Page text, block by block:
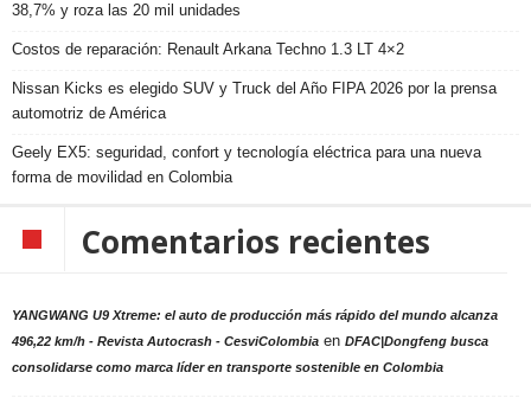
38,7% y roza las 20 mil unidades
Costos de reparación: Renault Arkana Techno 1.3 LT 4×2
Nissan Kicks es elegido SUV y Truck del Año FIPA 2026 por la prensa
automotriz de América
Geely EX5: seguridad, confort y tecnología eléctrica para una nueva
forma de movilidad en Colombia
Comentarios recientes
YANGWANG U9 Xtreme: el auto de producción más rápido del mundo alcanza
496,22 km/h - Revista Autocrash - CesviColombia en DFAC|Dongfeng busca
consolidarse como marca líder en transporte sostenible en Colombia